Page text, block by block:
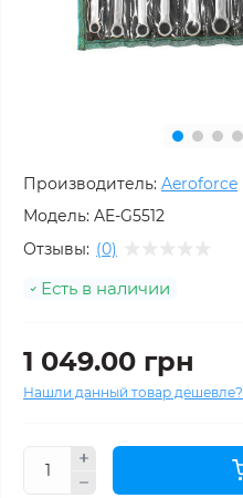
Производитель: Aeroforce
Модель: AE-G5512
Отзывы: (0)
Есть в наличии
1 049.00 грн
Нашли данный товар дешевле?